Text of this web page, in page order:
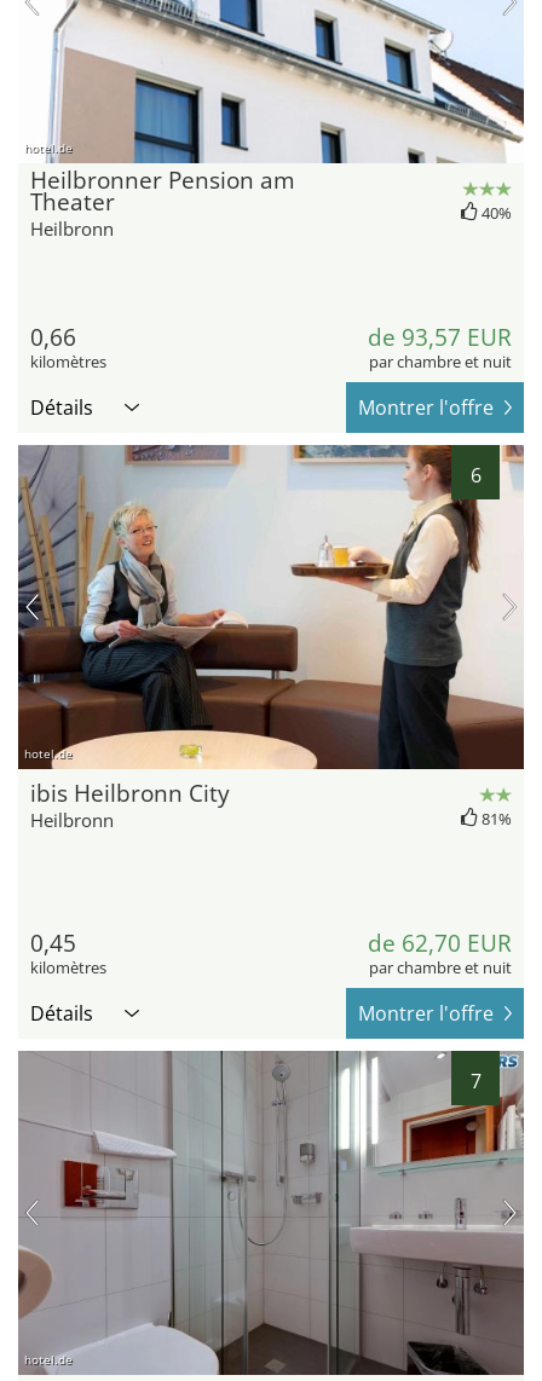
hotel.de
Heilbronner Pension am
Theater
Heilbronn
40%
0,66
kilomètres
de 93,57 EUR
par chambre et nuit
Détails Montrer l'offre
6
hotel.de
ibis Heilbronn City
Heilbronn 81%
0,45
kilomètres
de 62,70 EUR
par chambre et nuit
Détails Montrer l'offre
7
hotel.de